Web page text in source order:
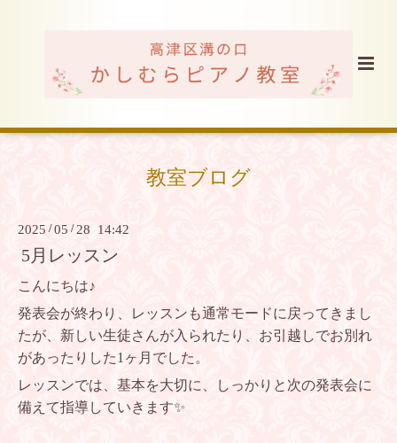
教室ブログ
2025 /05 / 28 14:42
5月レッスン
こんにちは♪
発表会が終わり、レッスンも通常モードに戻ってきまし
たが、 新しい生徒さんが入られたり、お引越しでお別れ
があったりした1ヶ月でした。
レッスンでは、基本を大切に、しっかりと次の発表会に
備えて指導していきます✨